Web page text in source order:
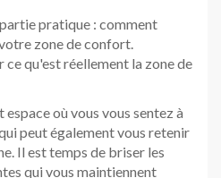
pratique : comment
zone de confort.
qu'est réellement la zone de
où vous vous sentez à
peut également vous retenir
Il est temps de briser les
qui vous maintiennent